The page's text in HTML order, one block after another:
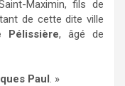
Maximin, fils de
de cette dite ville
Pélissière, âgé de
Paul. »